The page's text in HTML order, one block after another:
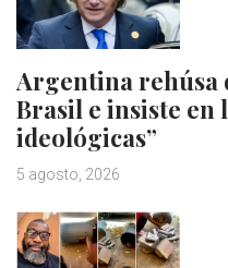
Argentina rehúsa
Brasil e insiste en
ideológicas”
5 agosto, 2026